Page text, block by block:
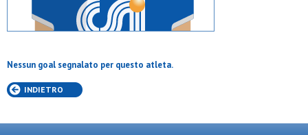
Nessun goal segnalato per questo atleta.
INDIETRO